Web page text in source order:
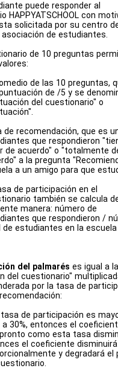
puede responder al
HAPPYATSCHOOL con
solicitada por su centro
de estudiantes.
de 10 preguntas
de las 10 preguntas,
de /5 y se
del cuestionario" o
de recomendación, que es
que respondieron
de acuerdo" o "totalmente
a la pregunta
a un amigo para que
de participación en el
también se calcula
manera: número de
que respondieron /
de estudiantes en la escuela
del palmarés es igual a la
del cuestionario"
por la tasa de
de participación es
a 30%, entonces el
como esta tasa
el coeficiente disminuirá
y degradará el